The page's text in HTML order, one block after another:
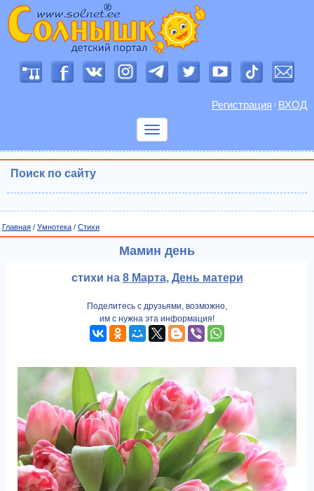
Регистрация / ВХОД
Показать
Поиск по сайту
Главная / Умнотека / Cтихи
Мамин день
стихи на 8 Марта, День матери
Поделитесь с друзьями, возможно,
им с нужна эта информация!